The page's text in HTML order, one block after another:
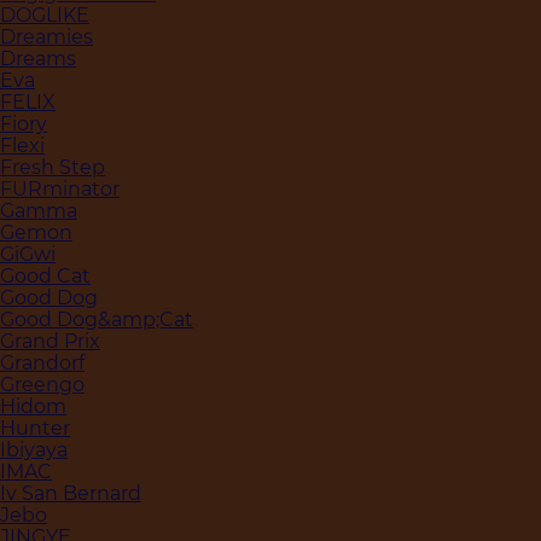
DOGLIKE
Dreamies
Dreams
Eva
FELIX
Fiory
Flexi
Fresh Step
FURminator
Gamma
Gemon
GiGwi
Good Cat
Good Dog
Good Dog&amp;Cat
Grand Prix
Grandorf
Greengo
Hidom
Hunter
Ibiyaya
IMAC
Iv San Bernard
Jebo